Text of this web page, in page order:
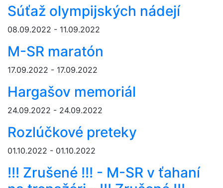
Súťaž olympijských nádejí
08.09.2022 - 11.09.2022
M-SR maratón
17.09.2022 - 17.09.2022
Hargašov memoriál
24.09.2022 - 24.09.2022
Rozlúčkové preteky
01.10.2022 - 01.10.2022
!!! Zrušené !!! - M-SR v ťahaní